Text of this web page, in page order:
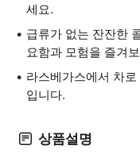
세요.
급류가 없는 잔잔한
요함과 모험을 즐겨
라스베가스에서 차
입니다.
상품설명